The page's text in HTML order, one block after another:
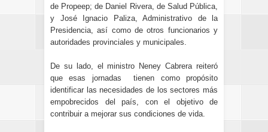
de Propeep; de Daniel Rivera, de Salud Pública,
y José Ignacio Paliza, Administrativo de la
Presidencia, así como de otros funcionarios y
autoridades provinciales y municipales.
De su lado, el ministro Neney Cabrera reiteró
que esas jornadas tienen como propósito
identificar las necesidades de los sectores más
empobrecidos del país, con el objetivo de
contribuir a mejorar sus condiciones de vida.